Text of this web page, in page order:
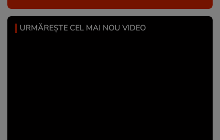
URMĂREȘTE CEL MAI NOU VIDEO